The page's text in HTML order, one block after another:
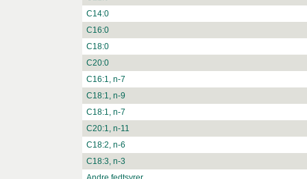
C14:0
C16:0
C18:0
C20:0
C16:1, n-7
C18:1, n-9
C18:1, n-7
C20:1, n-11
C18:2, n-6
C18:3, n-3